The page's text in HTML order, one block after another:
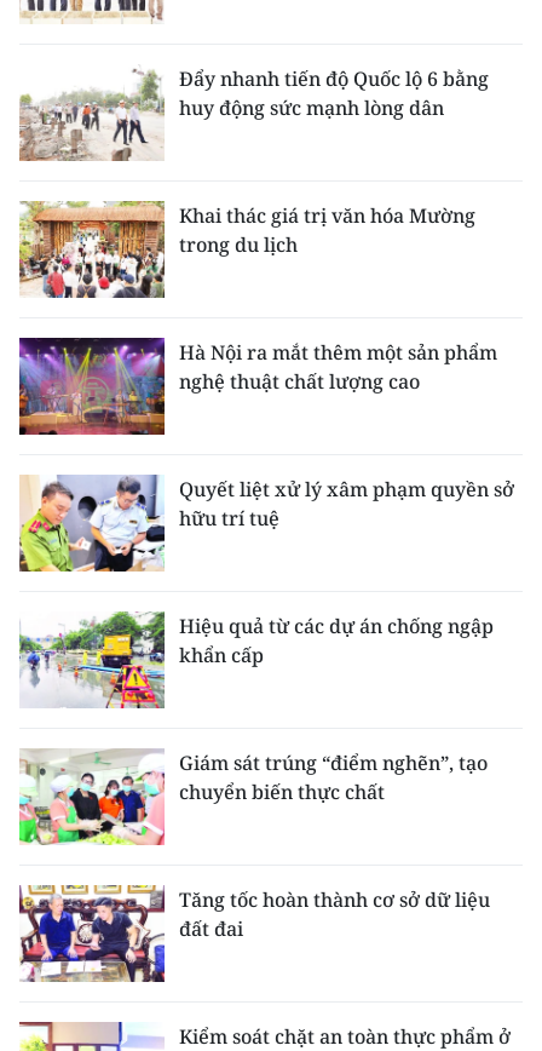
Đẩy nhanh tiến độ Quốc lộ 6 bằng
huy động sức mạnh lòng dân
Khai thác giá trị văn hóa Mường
trong du lịch
Hà Nội ra mắt thêm một sản phẩm
nghệ thuật chất lượng cao
Quyết liệt xử lý xâm phạm quyền sở
hữu trí tuệ
Hiệu quả từ các dự án chống ngập
khẩn cấp
Giám sát trúng “điểm nghẽn”, tạo
chuyển biến thực chất
Tăng tốc hoàn thành cơ sở dữ liệu
đất đai
Kiểm soát chặt an toàn thực phẩm ở